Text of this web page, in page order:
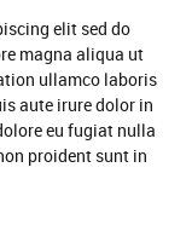
elit sed do
magna aliqua ut
ullamco laboris
aute irure dolor in
eu fugiat nulla
proident sunt in